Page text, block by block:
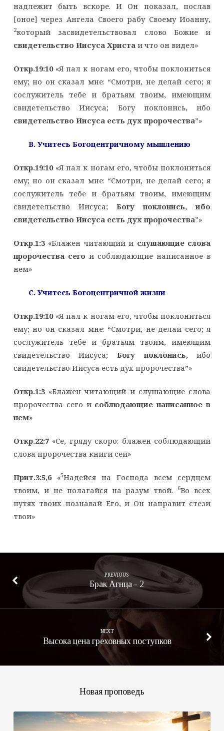
надлежит быть вскоре. И Он показал, послав
[оное] через Ангела Своего рабу Своему Иоанну,
2который засвидетельствовал слово Божие и
свидетельство Иисуса Христа и что он видел»
Откр.19:10«Я пал к ногам его, чтобы поклониться
ему; но он сказал мне: “Смотри, не делай сего; я
сослужитель тебе и братьям твоим, имеющим
свидетельство Иисуса; Богу поклонись, ибо
свидетельство Иисуса есть дух пророчества”»
B. Учитесь Богоцентричному мышлению
Откр.19:10«Я пал к ногам его, чтобы поклониться
ему; но он сказал мне: “Смотри, не делай сего; я
сослужитель тебе и братьям твоим, имеющим
свидетельство Иисуса; Богу поклонись, ибо
свидетельство Иисуса есть дух пророчества”»
Откр.1:3«Блажен читающий и слушающие слова
пророчества сего и соблюдающие написанное в
нем»
C. Учитесь Богоцентричной жизни
Откр.19:10«Я пал к ногам его, чтобы поклониться
ему; но он сказал мне: “Смотри, не делай сего; я
сослужитель тебе и братьям твоим, имеющим
свидетельство Иисуса; Богу поклонись, ибо
свидетельство Иисуса есть дух пророчества”»
Откр.1:3«Блажен читающий и слушающие слова
пророчества сего и соблюдающие написанное в
нем»
Откр.22:7«Се, гряду скоро: блажен соблюдающий
слова пророчества книги сей»
Прит.3:5,6 «5Надейся на Господа всем сердцем
твоим, и не полагайся на разум твой.
6Во всех
путях твоих познавай Его, и Он направит стези
твои»
PREVIOUS
Брак Агнца - 2
NEXT
Высока цена греховных поступков
Новая проповедь